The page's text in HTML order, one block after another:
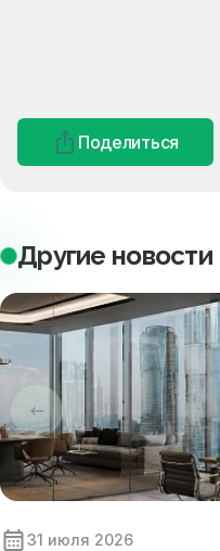
Поделиться
Другие новости
31 июля 2026